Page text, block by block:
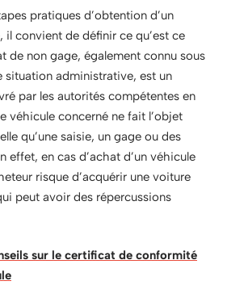
pratiques d’obtention d’un
convient de définir ce qu’est ce
de non gage, également connu sous
situation administrative, est un
par les autorités compétentes en
véhicule concerné ne fait l’objet
qu’une saisie, un gage ou des
effet, en cas d’achat d’un véhicule
risque d’acquérir une voiture
peut avoir des répercussions
sur le certificat de conformité